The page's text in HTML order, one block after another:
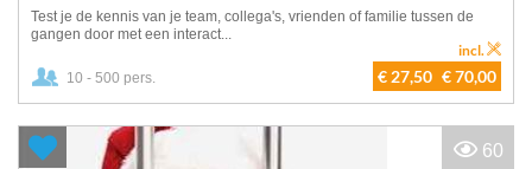
Test je de kennis van je team, collega's, vrienden of familie tussen de
gangen door met een interact...
10 - 500 pers. € 27,50 € 70,00
incl.
60